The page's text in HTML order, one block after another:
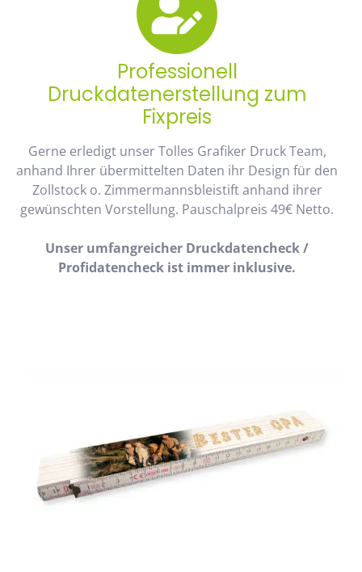
Professionell
Druckdatenerstellung zum
Fixpreis
Gerne erledigt unser Tolles Grafiker Druck Team,
anhand Ihrer übermittelten Daten ihr Design für den
Zollstock o. Zimmermannsbleistift anhand ihrer
gewünschten Vorstellung. Pauschalpreis 49€ Netto.
Unser umfangreicher Druckdatencheck /
Profidatencheck ist immer inklusive.